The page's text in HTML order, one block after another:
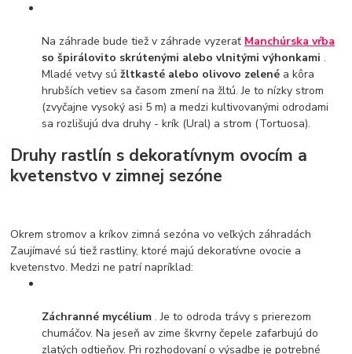
Na záhrade bude tiež v záhrade vyzerať Manchúrska vŕba
so špirálovito skrútenými alebo vlnitými výhonkami.
Mladé vetvy súžltkasté alebo olivovo zelené a kôra
hrubších vetiev sa časom zmení na žltú. Je to nízky strom
(zvyčajne vysoký asi 5 m) a medzi kultivovanými odrodami
sa rozlišujú dva druhy - krík (Ural) a strom (Tortuosa).
Druhy rastlín s dekoratívnym ovocím a
kvetenstvo v zimnej sezóne
Okrem stromov a kríkov zimná sezóna vo veľkých záhradách
Zaujímavé sú tiež rastliny, ktoré majú dekoratívne ovocie a
kvetenstvo. Medzi ne patrí napríklad:
Záchranné mycélium. Je to odroda trávy s prierezom
chumáčov. Na jeseň av zime škvrny čepele zafarbujú do
zlatých odtieňov. Pri rozhodovaní o výsadbe je potrebné